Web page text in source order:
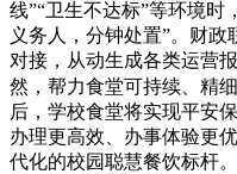
线”“卫生不达标”等环境时
义务人，分钟处置”。财
对接，从动生成各类运营
然，帮力食堂可持续、精细
后，学校食堂将实现平安
办理更高效、办事体验更
代化的校园聪慧餐饮标杆